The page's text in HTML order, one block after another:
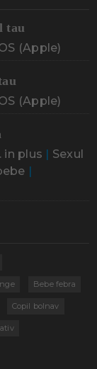
tau
(Apple)
(Apple)
in plus | Sexul
|
Bebe febra
Copil bolnav